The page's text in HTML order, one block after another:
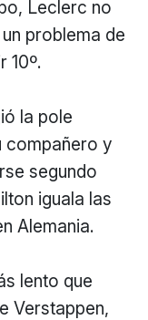
Leclerc no
problema de
10º.
la pole
compañero y
segundo
iguala las
Alemania.
lento que
Verstappen,